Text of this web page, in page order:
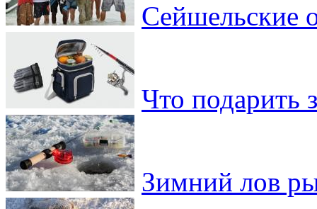
Сейшельские
Что подарить
Зимний лов